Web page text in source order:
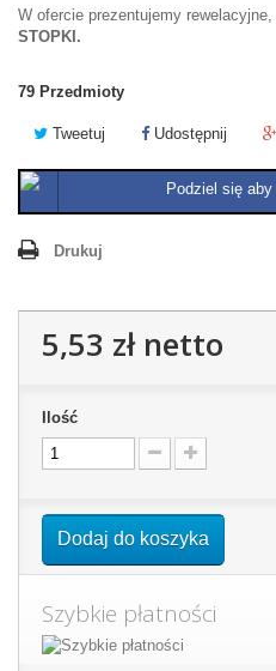
W ofercie prezentujemy rewelacyjne,
STOPKI.
79 Przedmioty
Tweetuj Udostępnij
Podziel się
Drukuj
5,53 złnetto
Ilość
Dodaj do koszyka
Szybkie płatności